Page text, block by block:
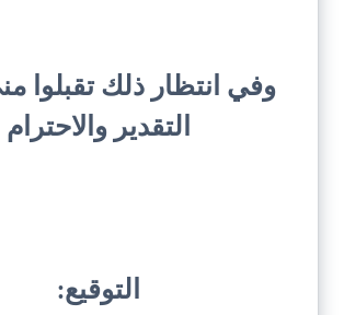
وفي انتظار ذلك تقبلوا
التقدير والاحترام
التوقيع: